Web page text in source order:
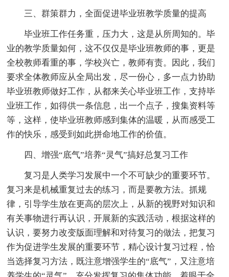
三、群策群力，全面促进毕业班教学质量的提高
毕业班工作任务重，压力大，这是从所周知的。毕
业的教学质量如何，这不仅仅是毕业班教师的事，更是
全校教师看重的事，学校兴亡，教师有责。因此，我们
要求全体教师应从全局出发，尽一份心，多一点力协助
毕业班教师做好工作，从都来关心毕业班工作，支持毕
业班工作，如得供一条信息，出一个点子，搜集资料等
等，这样，使毕业班教师感到集体的温暖，从而感受工
作的快乐，感受到如此拼命地工作的价值。
四、增强“底气”培养“灵气”搞好总复习工作
复习是人类学习发展中一个不可缺少的重要环节。
复习来是机械重复过去的练习，而是要教方法。抓规
律，引导学生放在更高的层次上，从新的视野对知识和
有关事物进行再认识，开展新的实践活动，根据这样的
认识，要努力改变版面理解和对待复习的做法，把复习
作为促进学生发展的重要环节，精心设计复习过程，恰
当选择复习方法，既注意增强学生的“底气”，又注意培